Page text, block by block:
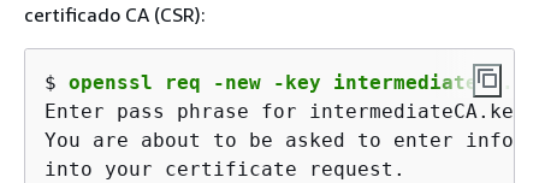
certificado CA (CSR):
$ openssl req -new -key
Enter pass phrase for intermediateCA.key:
You are about to be asked to enter
into your certificate request.